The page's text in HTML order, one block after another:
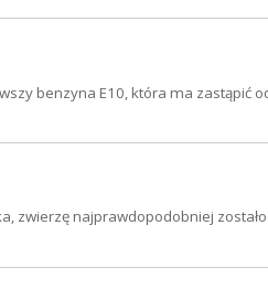
benzyna E10, która ma zastąpić
zwierzę najprawdopodobniej